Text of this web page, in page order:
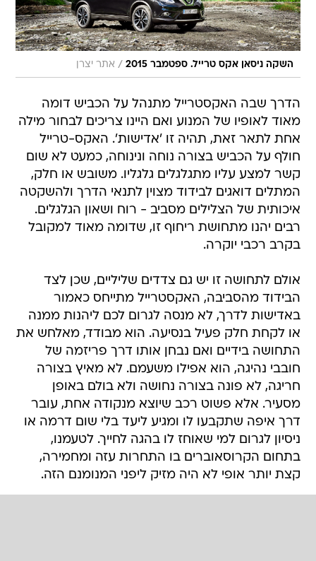
השקה ניסאן אקס טרייל. ספטמבר 2015 / אתר יצרן
הדרך שבה האקסטרייל מתנהל על הכביש דומה
מאוד לאופיו של המנוע ואם היינו צריכים לבחור מילה
אחת לתאר זאת, תהיה זו 'אדישות'. האקס-טרייל
חולף על הכביש בצורה נוחה ונינוחה, כמעט לא שום
קשר למצע עליו מתגלגלים גלגליו. משובש או חלק,
המתלים דואגים לבידוד מצוין לתנאי הדרך ולהשקטה
איכותית של הצלילים מסביב - רוח ושאון הגלגלים.
רבים יהנו מתחושת ריחוף זו, שדומה מאוד למקובל
בקרב רכבי יוקרה.
אולם לתחושה זו יש גם צדדים שליליים, שכן לצד
הבידוד מהסביבה, האקסטרייל מתייחס כאמור
באדישות לדרך, לא מנסה לגרום לכם ליהנות ממנה
או לקחת חלק פעיל בנסיעה. הוא מבודד, מאלחש את
התחושה בידיים ואם נבחן אותו דרך פריזמה של
חובבי נהיגה, הוא אפילו משעמם. לא מאיץ בצורה
חריגה, לא פונה בצורה נחושה ולא בולם באופן
מסעיר. אלא פשוט רכב שיוצא מנקודה אחת, עובר
דרך איפה שתקבעו לו ומגיע ליעד בלי שום דרמה או
ניסיון לגרום למי שאוחז לו בהגה לחייך. לטעמנו,
בתחום הקרוסאוברים בו התחרות עזה ומחמירה,
קצת יותר אופי לא היה מזיק ליפני המנומנם הזה.